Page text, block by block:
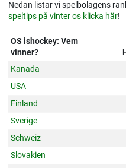
Nedan listar vi spelbolagens
speltips på vinter os klicka här!
OS ishockey: Vem
vinner?
Kanada
USA
Finland
Sverige
Schweiz
Slovakien